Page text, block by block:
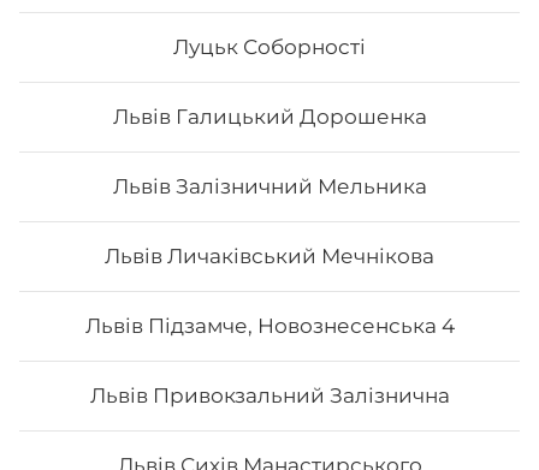
Луцьк Соборності
Львів Галицький Дорошенка
Львів Залізничний Мельника
Львів Личаківський Мечнікова
Львів Підзамче, Новознесенська 4
Львів Привокзальний Залізнична
Львів Сихів Манастирського
Вага: 1300 г Склад: преміум гриль голд, преміум кінг
рол, преміум авторський авокадо рол, преміум кіото
рол.